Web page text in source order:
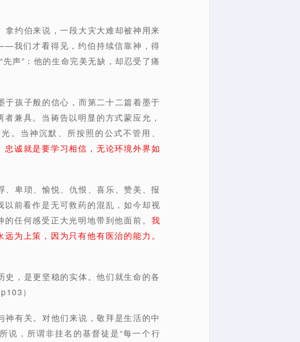
约伯来说，一段大灾大难却被神用来
我们才看得见，约伯持续信靠神，得
声”：他的生命完美无缺，却忍受了痛
孩子般的信心，而第二十二篇着墨于
兼具。当祷告以明显的方式蒙应允，
。当神沉默、所按照的公式不管用、
忠诚就是要学习相信，无论环境外界如
卑琐、愉悦、仇恨、喜乐、赞美、报
前看作是无可救药的混乱，如今却视
任何感受正大光明地带到他面前。 我
为上策，因为只有他有医治的能力。
，是更坚稳的实体。他们就生命的各
）
有关。对他们来说，敬拜是生活的中
说，所谓非挂名的基督徒是“每一个行